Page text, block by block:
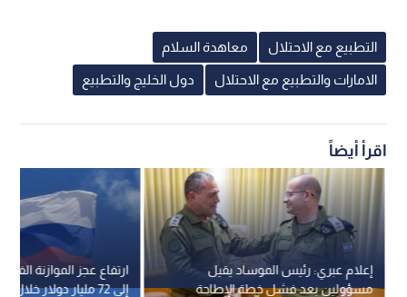
التطبيع مع الاحتلال معاهدة السلام
الامارات والتطبيع مع الاحتلال دول الخليج والتطبيع
اقرأ أيضاً
ارتفاع عجز الموازنة
إلى 72 مليار دولار خلال 7 أشهر
إعلام عبري: رئيس الموساد يقيل
مسؤولين بعد فشل خطة الإطاحة